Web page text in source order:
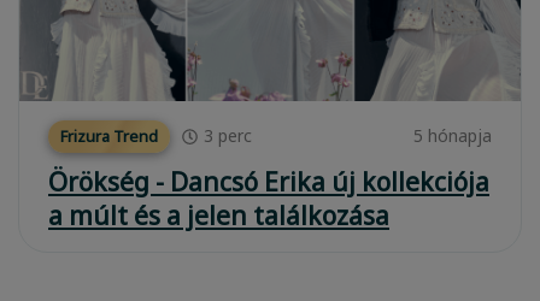
Frizura Trend 3 perc 5 hónapja
Örökség - Dancsó Erika új kollekciója
a múlt és a jelen találkozása